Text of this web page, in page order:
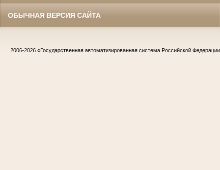
ОБЫЧНАЯ ВЕРСИЯ САЙТА
2006-2026 «Государственная автоматизированная система Российской